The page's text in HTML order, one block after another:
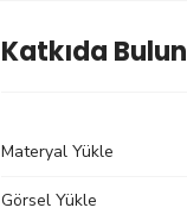
Katkıda Bulun
Materyal Yükle
Görsel Yükle